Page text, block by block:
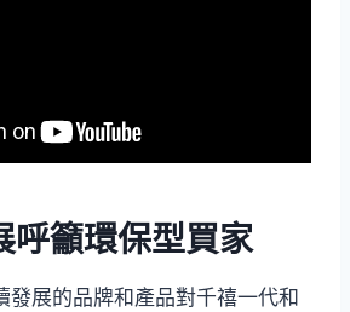
呼籲環保型買家
發展的品牌和產品對千禧一代和